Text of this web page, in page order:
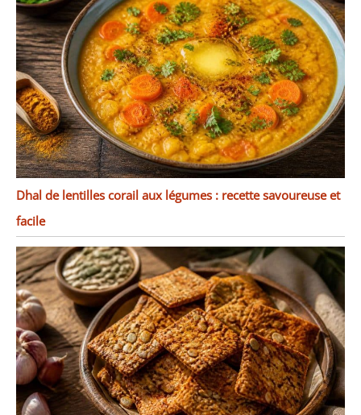
Dhal de lentilles corail aux légumes : recette savoureuse et
facile